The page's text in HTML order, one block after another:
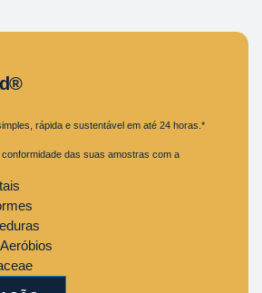
rápida e sustentável em até 24 horas.*
das suas amostras com a